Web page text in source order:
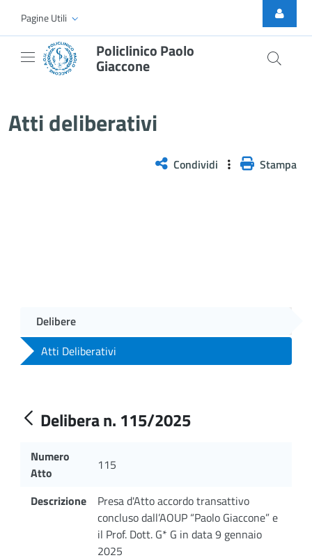
Skip to Main Content
Pagine Utili
Policlinico Paolo
Giaccone
Atti deliberativi
Condividi Stampa
Delibere
Atti Deliberativi
Delibera n. 115/2025
Numero
Atto
115
Descrizione
Presa d'Atto accordo transattivo
concluso dall’AOUP “Paolo Giaccone” e
il Prof. Dott. G* G in data 9 gennaio
2025